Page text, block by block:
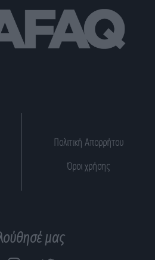
Πολιτική Απορρήτου
Όροι χρήσης
μας